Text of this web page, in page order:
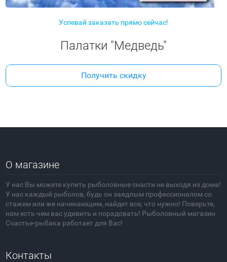
Успевай заказать прямо сейчас!
Палатки "Медведь"
Получить скидку
О магазине
У нас Вы можете купить рыболовные снасти не выходя из дома!
У нас каждый рыболов, будь он заядлым профессионалом со
стажем или же начинающим, найдет все, что нужно! Поверьте,
нам есть чем вас удивить и порадовать! Рыболовный магазин
Счастье-рыбака работает для Вас!
Контакты